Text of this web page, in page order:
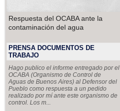
Respuesta del OCABA ante la
contaminación del agua
PRENSA DOCUMENTOS DE
TRABAJO
Hago publico el informe entregado por el
OCABA (Organismo de Control de
Aguas de Buenos Aires) al Defensor del
Pueblo como respuesta a un pedido
realizado por mí ante este organismo de
control. Los m...